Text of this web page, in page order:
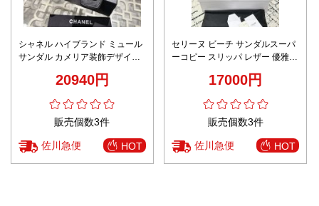
シャネル ハイブランド ミュール
サンダル カメリア装飾デザイン
20940円
販売個数3件
佐川急便 HOT
セリーヌ ビーチ サンダルスーパ
ーコピー スリッパ レザー 優雅レ
17000円
販売個数3件
佐川急便 HOT